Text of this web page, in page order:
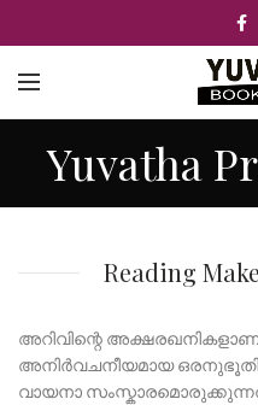
Yuvatha
Reading
അറിവിന്റെ
അനിർവചനീയമായ
വായനാ